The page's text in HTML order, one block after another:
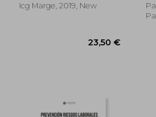
Icg Marge, 2019, New